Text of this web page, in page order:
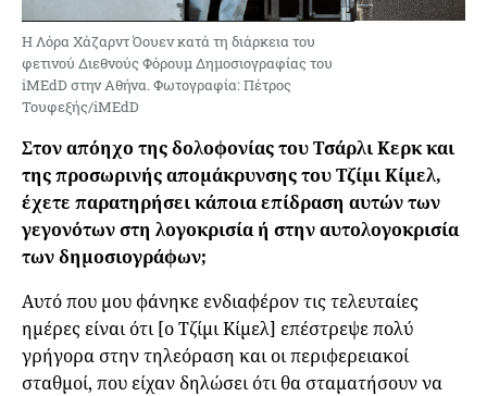
Η Λόρα Χάζαρντ Όουεν κατά τη διάρκεια του
φετινού Διεθνούς Φόρουμ Δημοσιογραφίας του
iMEdD στην Αθήνα. Φωτογραφία: Πέτρος
Τουφεξής/iMEdD
Στον απόηχο της δολοφονίας του Τσάρλι Κερκ και
της προσωρινής απομάκρυνσης του Τζίμι Κίμελ,
έχετε παρατηρήσει κάποια επίδραση αυτών των
γεγονότων στη λογοκρισία ή στην αυτολογοκρισία
των δημοσιογράφων;
Αυτό που μου φάνηκε ενδιαφέρον τις τελευταίες
ημέρες είναι ότι [ο Τζίμι Κίμελ] επέστρεψε πολύ
γρήγορα στην τηλεόραση και οι περιφερειακοί
σταθμοί, που είχαν δηλώσει ότι θα σταματήσουν να